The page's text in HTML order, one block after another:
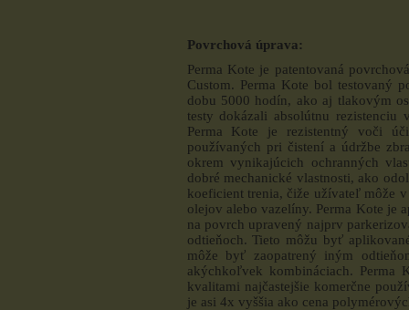
Povrchová úprava:
Perma Kote je patentovaná
Custom. Perma Kote bol testovaný
dobu 5000 hodín, ako aj tlakovým
testy dokázali absolútnu
Perma Kote je rezistentný voči
používaných pri čistení a údržbe
okrem vynikajúcich ochranných
dobré mechanické vlastnosti, ako
koeficient trenia, čiže užívateľ môže
olejov alebo vazelíny. Perma Kote je
na povrch upravený najprv
odtieňoch. Tieto môžu byť
môže byť zaopatrený iným
akýchkoľvek kombináciach. Perma
kvalitami najčastejšie komerčne
je asi 4x vyššia ako cena